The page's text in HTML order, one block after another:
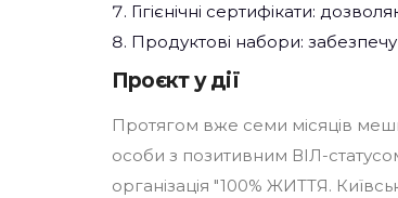
Гігієнічні сертифікати:
Продуктові набори:
Проєкт у дії
Протягом вже семи місяців
особи з позитивним ВІЛ-
організація "100% ЖИТТЯ.